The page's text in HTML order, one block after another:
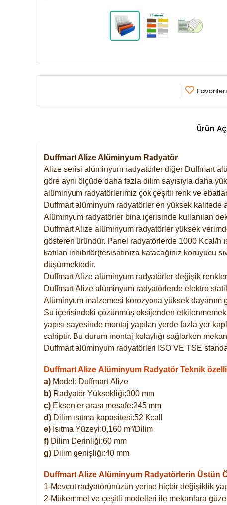
Ürün
Duffmart Alize Alüminyum Radyatör
Alize serisi alüminyum radyatörler diğer Duffmart
göre aynı ölçüde daha fazla dilim sayısıyla daha
alüminyum radyatörlerimiz çok çeşitli renk ve
Duffmart alüminyum radyatörler en yüksek
Alüminyum radyatörler bina içerisinde kullanılan
Duffmart Alize alüminyum radyatörler yüksek
gösteren üründür. Panel radyatörlerde 1000 Kcal/h
katılan inhibitör(tesisatınıza katacağınız koruyucu
düşürmektedir.
Duffmart Alize alüminyum radyatörler değişik
DuffmartAlize alüminyum radyatörlerde elektro
Alüminyum malzemesi korozyona yüksek dayanım
Su içerisindeki çözünmüş oksijenden
yapısı sayesinde montaj yapılan yerde fazla yer
sahiptir. Bu durum montaj kolaylığı sağlarken
Duffmart alüminyum radyatörleri ISO VE TSE
Duffmart Alize Alüminyum Radyatör Teknik
a) Model: DuffmartAlize
b) Radyatör Yüksekliği:300 mm
c) Eksenler arası mesafe:245 mm
d) Dilim ısıtma kapasitesi:52 Kcall
e) Isıtma Yüzeyi:0,160 m²/Dilim
f) Dilim Derinliği:60 mm
g) Dilim genişliği:40 mm
Duffmart Alize Alüminyum Radyatörlerin Üstün
1-Mevcut radyatörünüzün yerine hiçbir değişiklik
2-Mükemmel ve çeşitli modelleri ile mekanlara